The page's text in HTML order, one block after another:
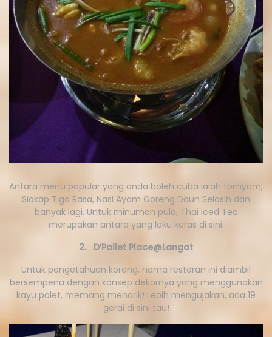
Antara menu popular yang anda boleh cuba ialah tomyam,
Siakap Tiga Rasa, Nasi Ayam Goreng Daun Selasih dan
banyak lagi. Untuk minuman pula, Thai Iced Tea
merupakan antara yang laku keras di sini.
2. D’Pallet Place@Langat
Untuk pengetahuan korang, nama restoran ini diambil
bersempena dengan konsep dekornya yang menggunakan
kayu palet, memang menarik! Lebih mengujakan, ada 19
gerai di sini tau!